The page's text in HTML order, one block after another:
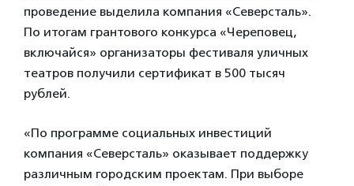
проведение выделила компания «Северсталь».
По итогам грантового конкурса «Череповец,
включайся» организаторы фестиваля уличных
театров получили сертификат в 500 тысяч
рублей.
«По программе социальных инвестиций
компания «Северсталь» оказывает поддержку
различным городским проектам. При выборе